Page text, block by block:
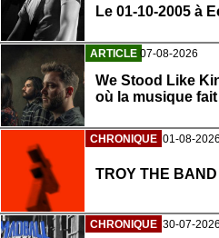
Le 01-10-2005 à
ARTICLE 07-08-2026
We Stood Like
où la musique
CHRONIQUE 01-08-2026
TROY THE
CHRONIQUE 30-07-2026